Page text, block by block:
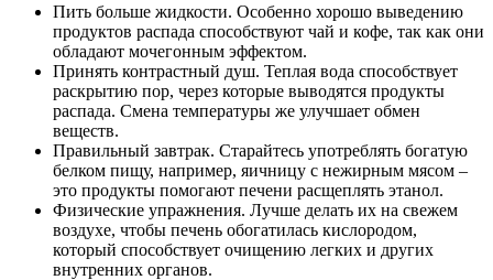
Пить больше жидкости. Особенно хорошо выведению
продуктов распада способствуют чай и кофе, так как они
обладают мочегонным эффектом.
Принять контрастный душ. Теплая вода способствует
раскрытию пор, через которые выводятся продукты
распада. Смена температуры же улучшает обмен
веществ.
Правильный завтрак. Старайтесь употреблять богатую
белком пищу, например, яичницу с нежирным мясом –
это продукты помогают печени расщеплять этанол.
Физические упражнения. Лучше делать их на свежем
воздухе, чтобы печень обогатилась кислородом,
который способствует очищению легких и других
внутренних органов.